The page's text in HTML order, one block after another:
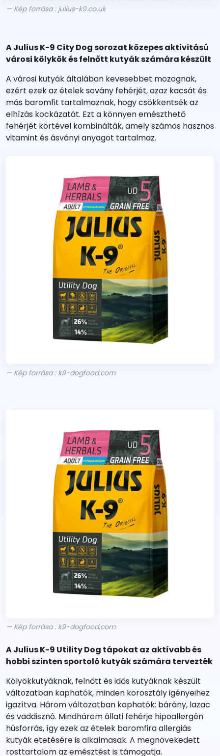
— Kép forrása : julius-k9.co.uk
A Julius K-9 City Dog sorozat közepes aktivitású
városi kölykök és felnőtt kutyák számára készült
A városi kutyák általában kevesebbet mozognak,
ezért ezek az ételek sovány fehérjét, azaz kacsát és
más baromfit tartalmaznak, hogy csökkentsék az
elhízás kockázatát. Ezt a könnyen emészthető
fehérjét körtével kombinálták, amely számos hasznos
vitamint és ásványi anyagot tartalmaz.
— Kép forrása : k9-dogfood.com
A Julius K-9 Utility Dog tápokat az aktívabb és
hobbi szinten sportoló kutyák számára tervezték
Kölyökkutyáknak, felnőtt és idős kutyáknak készült
változatban kaphatók, minden korosztály igényeihez
igazítva. Három változatban kaphatók: bárány, lazac
és vaddisznó. Mindhárom állati fehérje hipoallergén
húsforrás, így ezek az ételek baromfira allergiás
kutyák etetésére is alkalmasak. A megnövekedett
rosttartalom az emésztést is támogatja.
— Kép forrása : k9-dogfood.com